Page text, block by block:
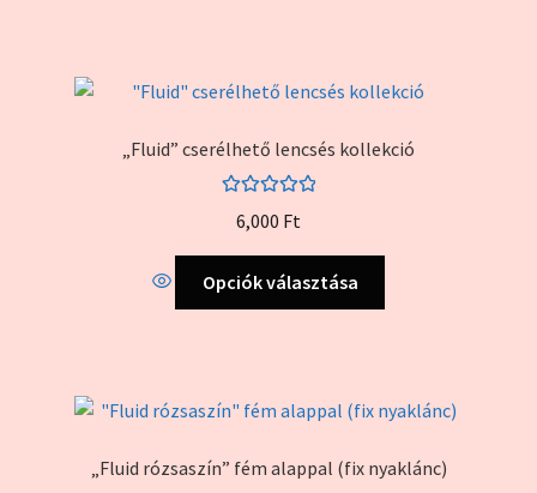
„Fluid” cserélhető lencsés kollekció
5.00
6,000 Ft
Opciók választása
van.
változatok
„Fluid rózsaszín” fém alappal (fix nyaklánc)